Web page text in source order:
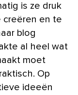
is ze druk
creëren en te
blog
al heel wat
moet
Op
ideeën